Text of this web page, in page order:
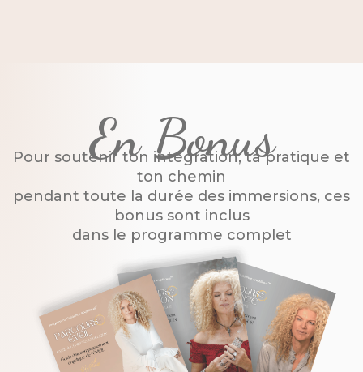
En Bonus
Pour soutenir ton intégration, ta pratique et
ton chemin
pendant toute la durée des immersions, ces
bonus sont inclus
dans le programme complet